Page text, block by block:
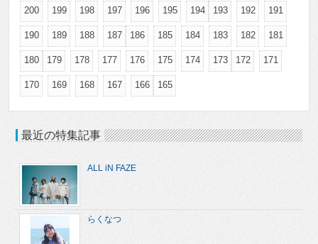
200 199 198 197 196 195 194 193 192 191
190 189 188 187 186 185 184 183 182 181
180 179 178 177 176 175 174 173 172 171
170 169 168 167 166 165
最近の特集記事
ALL iN FAZE
らくなつ